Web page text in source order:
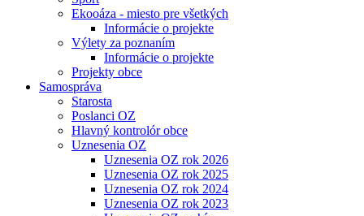
Ekooáza - miesto pre všetkých
Informácie o projekte
Výlety za poznaním
Informácie o projekte
Projekty obce
Samospráva
Starosta
Poslanci OZ
Hlavný kontrolór obce
Uznesenia OZ
Uznesenia OZ rok 2026
Uznesenia OZ rok 2025
Uznesenia OZ rok 2024
Uznesenia OZ rok 2023